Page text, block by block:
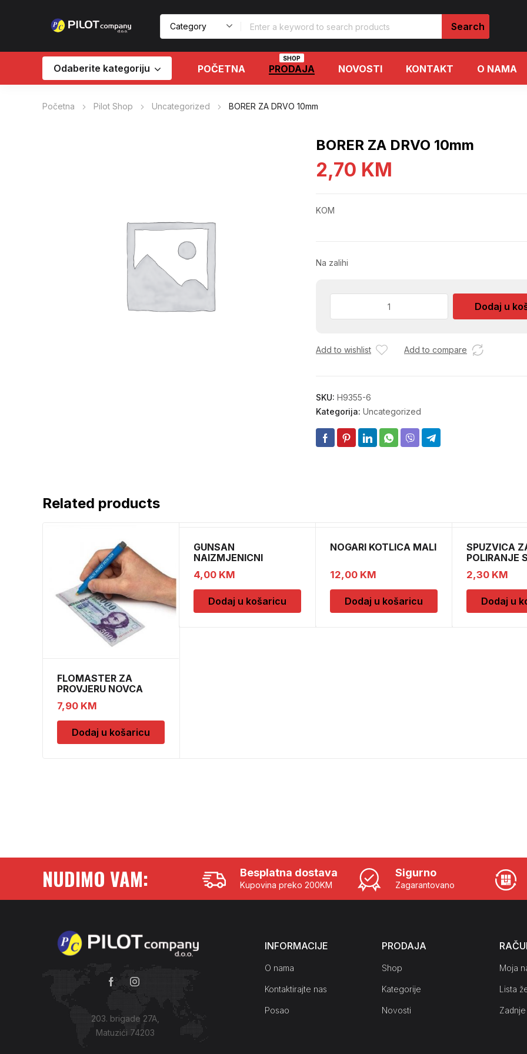
Odaberite kategoriju POČETNA PRODAJA
SHOP
NOVOSTI KONTAKT O NAMA
Početna Pilot Shop Uncategorized BORER ZA DRVO 10mm
BORER ZA DRVO 10mm
2,70 KM
KOM
Na zalihi
količina
Dodaj u
Add to wishlist Add to compare
SKU: H9355-6
Kategorija: Uncategorized
Related products
FLOMASTER ZA
PROVJERU NOVCA
SAFESCAN 30
7,90 KM
Dodaj u košaricu
GUNSAN
NAIZMJENICNI
PREKIDAC BEZ OKVIRA
4,00 KM
Dodaj u košaricu
NOGARI KOTLICA MALI
12,00 KM
Dodaj u košaricu
SPUZVICA
POLIRANJE
2,30 KM
Dodaj u
NUDIMO VAM: Besplatna dostava
Kupovina preko 200KM
Sigurno
Zagarantovano
203. brigade 27A,
Matuzići 74203
INFORMACIJE
O nama
Kontaktirajte nas
Posao
PRODAJA
Shop
Kategorije
Novosti
Moja
Lista